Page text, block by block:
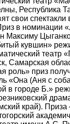
Республика
свои
в номинации
Максиму
кувшин»
театр
Самарская
роль» приз
«Она (Аня с
в городе Б.»
край).